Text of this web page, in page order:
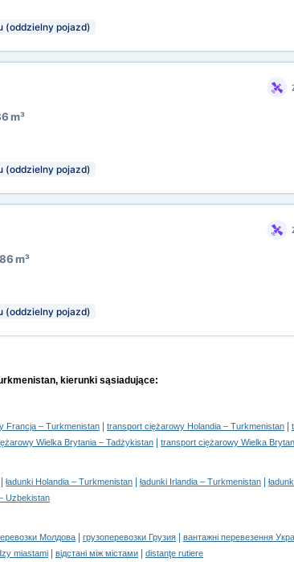
(oddzielny pojazd)
m³
(oddzielny pojazd)
86 m³
(oddzielny pojazd)
kierunki sąsiadujące:
Francja – Turkmenistan transport ciężarowy Holandia – Turkmenistan
Wielka Brytania – Tadżykistan transport ciężarowy Wielka
ładunki Holandia – Turkmenistan ładunki Irlandia – Turkmenistan
Uzbekistan
Молдова грузоперевозки Грузия вантажні перевезення
miastami відстані між містами distanţe rutiere